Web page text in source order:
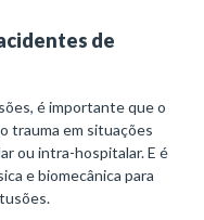
de
é importante que o
trauma em situações
ou intra-hospitalar. E é
e biomecânica para